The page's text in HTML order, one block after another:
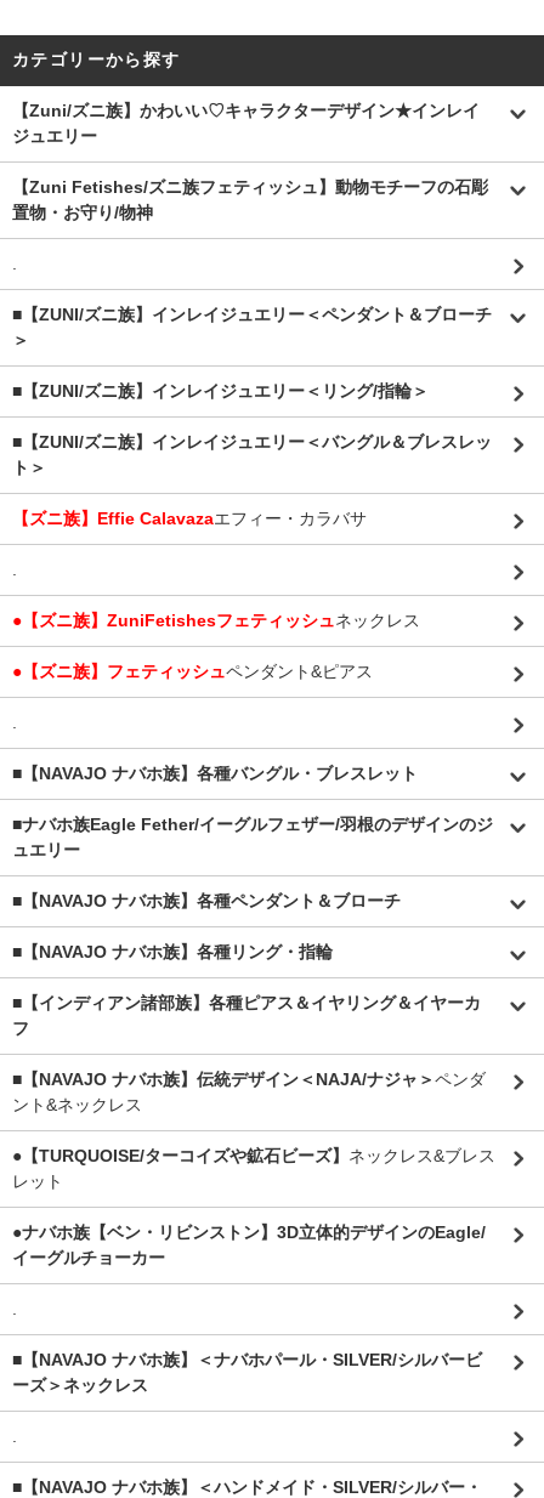
カテゴリーから探す
【Zuni/ズニ族】かわいい♡キャラクターデザイン★インレイ
ジュエリー
【Zuni Fetishes/ズニ族フェティッシュ】動物モチーフの石彫
置物・お守り/物神
■【ZUNI/ズニ族】インレイジュエリー＜ペンダント＆ブローチ
＞
■【ZUNI/ズニ族】インレイジュエリー＜リング/指輪＞
■【ZUNI/ズニ族】インレイジュエリー＜バングル＆ブレスレッ
ト＞
【ズニ族】Effie Calavazaエフィー・カラバサ
●【ズニ族】ZuniFetishesフェティッシュネックレス
●【ズニ族】フェティッシュペンダント&ピアス
■【NAVAJO ナバホ族】各種バングル・ブレスレット
■ナバホ族Eagle Fether/イーグルフェザー/羽根のデザインのジ
ュエリー
■【NAVAJO ナバホ族】各種ペンダント＆ブローチ
■【NAVAJO ナバホ族】各種リング・指輪
■【インディアン諸部族】各種ピアス＆イヤリング＆イヤーカ
フ
■【NAVAJO ナバホ族】伝統デザイン＜NAJA/ナジャ＞ペンダ
ント&ネックレス
●【TURQUOISE/ターコイズや鉱石ビーズ】 ネックレス&ブレス
レット
●ナバホ族【ベン・リビンストン】3D立体的デザインのEagle/
イーグルチョーカー
■【NAVAJO ナバホ族】＜ナバホパール・SILVER/シルバービ
ーズ＞ネックレス
■【NAVAJO ナバホ族】＜ハンドメイド・SILVER/シルバー・